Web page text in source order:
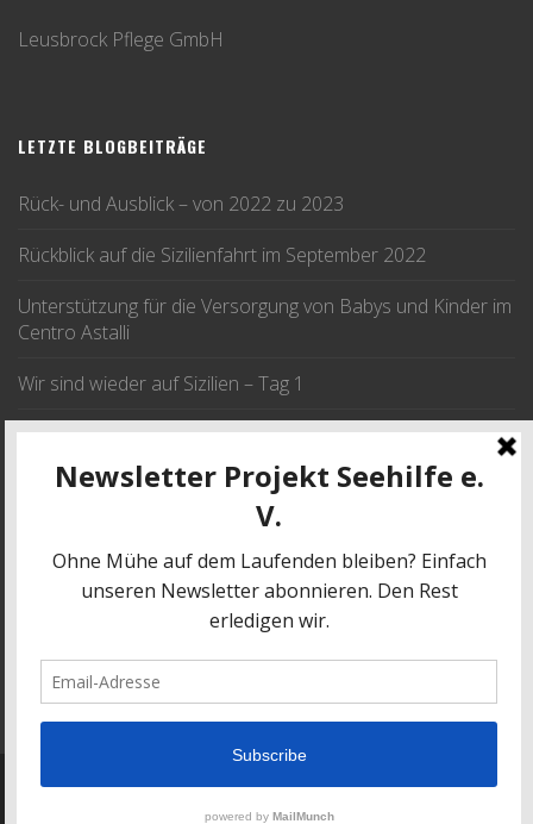
Leusbrock Pflege GmbH
LETZTE BLOGBEITRÄGE
Rück- und Ausblick – von 2022 zu 2023
Rückblick auf die Sizilienfahrt im September 2022
Unterstützung für die Versorgung von Babys und Kinder im
Centro Astalli
Wir sind wieder auf Sizilien – Tag 1
Wir fahren im September nach Sizilien
© 2017 | Projekt Seehilfe e.V.